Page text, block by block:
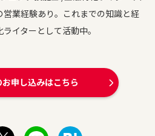
業経験あり。これまでの知識と経
イターとして活動中。
申し込みはこちら